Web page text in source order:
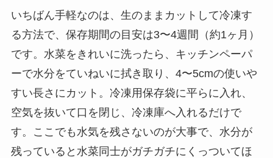
いちばん手軽なのは、生のままカットして冷凍す
る方法で、保存期間の目安は3〜4週間（約1ヶ月）
です。水菜をきれいに洗ったら、キッチンペーパ
ーで水分をていねいに拭き取り、4〜5cmの使いや
すい長さにカット。冷凍用保存袋に平らに入れ、
空気を抜いて口を閉じ、冷凍庫へ入れるだけで
す。ここでも水気を残さないのが大事で、水分が
残っていると水菜同士がガチガチにくっついてほ